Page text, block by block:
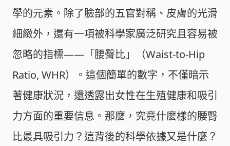
學的元素。除了臉部的五官對稱、皮膚的光滑
細緻外，還有一項被科學家廣泛研究且容易被
忽略的指標—— 「腰臀比」
（Waist-to-Hip
Ratio, WHR）。這個簡單的數字，不僅暗示
著健康狀況，還透露出女性在生殖健康和吸引
力方面的重要信息。那麼，究竟什麼樣的腰臀
比最具吸引力？這背後的科學依據又是什麼？